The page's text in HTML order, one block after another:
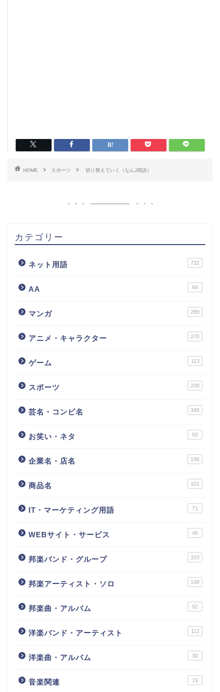
HOME スポーツ 切り替えていく（なんJ用語）
カテゴリー
ネット用語 732
AA 64
マンガ 289
アニメ・キャラクター 270
ゲーム 113
スポーツ 208
芸名・コンビ名 348
お笑い・ネタ 50
企業名・店名 198
商品名 101
IT・マーケティング用語 71
WEBサイト・サービス 46
邦楽バンド・グループ 333
邦楽アーティスト・ソロ 108
邦楽曲・アルバム 92
洋楽バンド・アーティスト 112
洋楽曲・アルバム 30
音楽関連 19